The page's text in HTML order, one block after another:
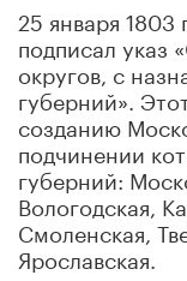
25 января
подписал указ
округов, с
губерний».
созданию
подчинении
губерний:
Вологодская,
Смоленская,
Ярославская.